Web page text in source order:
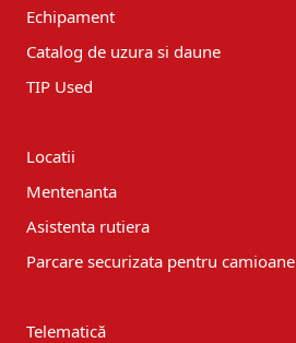
Echipament
Catalog de uzura si daune
TIP Used
Locatii
Mentenanta
Asistenta rutiera
Parcare securizata pentru camioane
Telematică